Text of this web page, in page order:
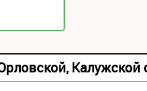
Калужской